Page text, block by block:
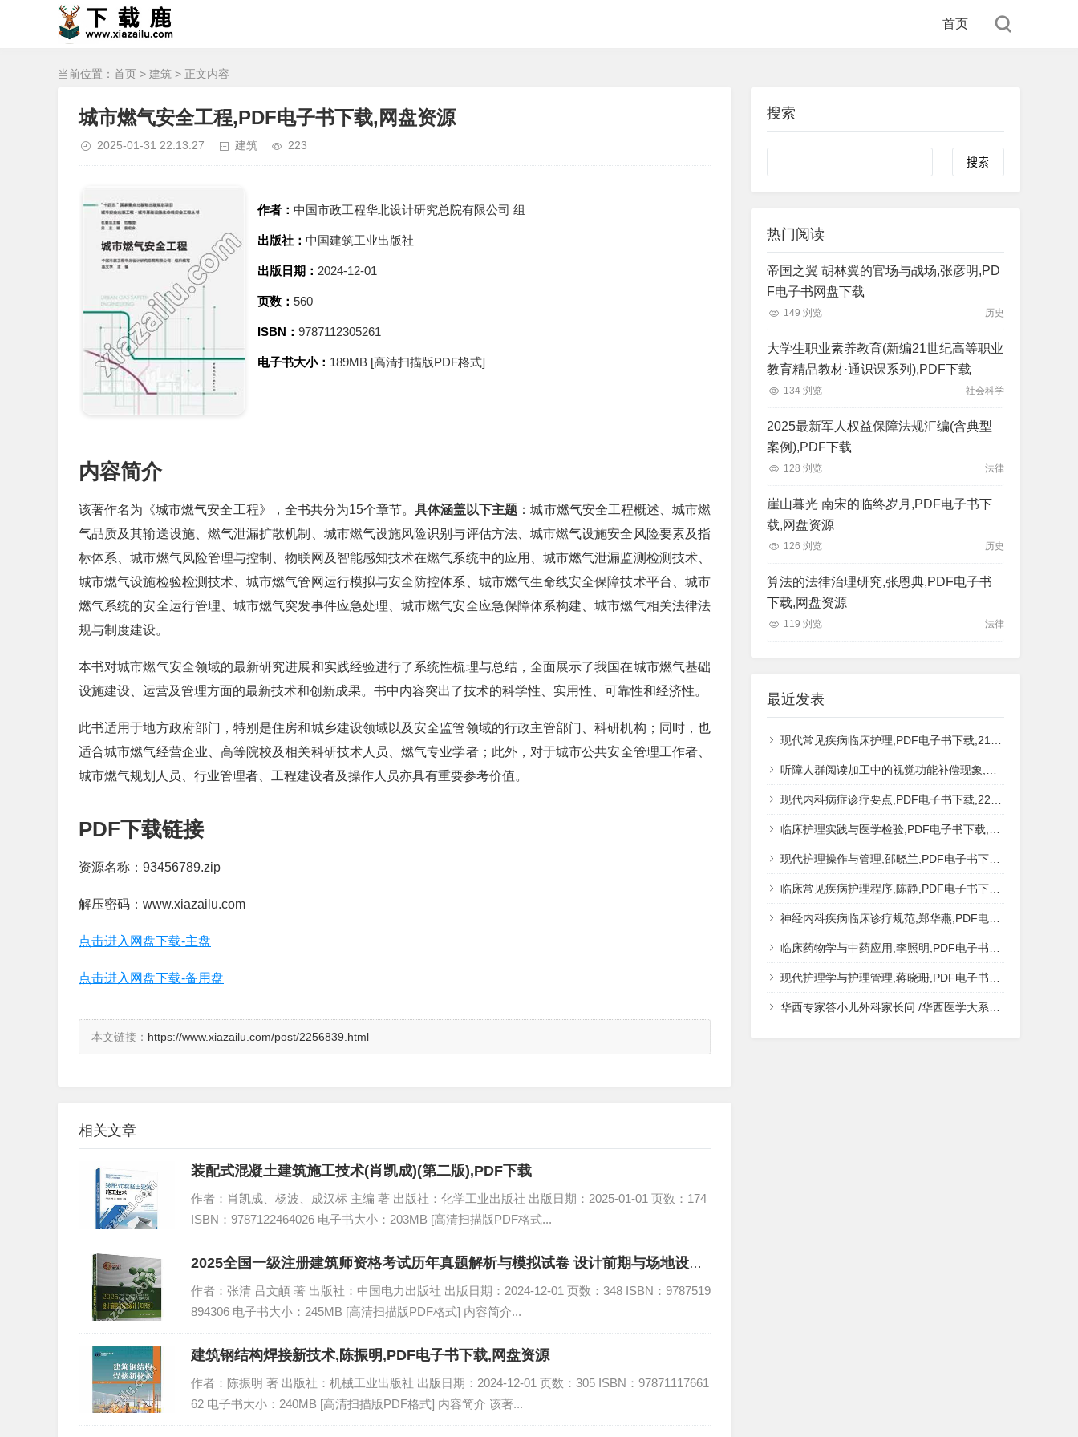
首页
当前位置： 首页 > 建筑 > 正文内容
城市燃气安全工程,PDF电子书下载,网盘资源
2025-01-31 22:13:27 建筑 223
作者： 中国市政工程华北设计研究总院有限公司 组
出版社： 中国建筑工业出版社
出版日期： 2024-12-01
页数： 560
ISBN： 9787112305261
电子书大小： 189MB [高清扫描版PDF格式]
内容简介
该著作名为《城市燃气安全工程》，全书共分为15个章节。具体涵盖以下主题 ：城市燃气安全工程概述、城市燃
气品质及其输送设施、燃气泄漏扩散机制、城市燃气设施风险识别与评估方法、城市燃气设施安全风险要素及指
标体系、城市燃气风险管理与控制、物联网及智能感知技术在燃气系统中的应用、城市燃气泄漏监测检测技术、
城市燃气设施检验检测技术、城市燃气管网运行模拟与安全防控体系、城市燃气生命线安全保障技术平台、城市
燃气系统的安全运行管理、城市燃气突发事件应急处理、城市燃气安全应急保障体系构建、城市燃气相关法律法
规与制度建设。
本书对城市燃气安全领域的最新研究进展和实践经验进行了系统性梳理与总结，全面展示了我国在城市燃气基础
设施建设、运营及管理方面的最新技术和创新成果。书中内容突出了技术的科学性、实用性、可靠性和经济性。
此书适用于地方政府部门，特别是住房和城乡建设领域以及安全监管领域的行政主管部门、科研机构；同时，也
适合城市燃气经营企业、高等院校及相关科研技术人员、燃气专业学者；此外，对于城市公共安全管理工作者、
城市燃气规划人员、行业管理者、工程建设者及操作人员亦具有重要参考价值。
PDF下载链接
资源名称：93456789.zip
解压密码：www.xiazailu.com
点击进入网盘下载-主盘
点击进入网盘下载-备用盘
本文链接： https://www.xiazailu.com/post/2256839.html
相关文章
装配式混凝土建筑施工技术(肖凯成)(第二版),PDF下载
作者：肖凯成、杨波、成汉标 主编 著 出版社：化学工业出版社 出版日期：2025-01-01 页数：174
ISBN：9787122464026 电子书大小：203MB [高清扫描版PDF格式...
2025全国一级注册建筑师资格考试历年真题解析与模拟试卷 设计前期与场地设计
(知…,PDF
作者：张清 吕文頔 著 出版社：中国电力出版社 出版日期：2024-12-01 页数：348 ISBN：9787519
894306 电子书大小：245MB [高清扫描版PDF格式] 内容简介...
建筑钢结构焊接新技术,陈振明,PDF电子书下载,网盘资源
作者：陈振明 著 出版社：机械工业出版社 出版日期：2024-12-01 页数：305 ISBN：97871117661
62 电子书大小：240MB [高清扫描版PDF格式] 内容简介 该著...
搜索
Search
热门阅读
帝国之翼 胡林翼的官场与战场,张彦明,PD
F电子书网盘下载
149 浏览 历史
大学生职业素养教育(新编21世纪高等职业
教育精品教材·通识课系列),PDF下载
134 浏览 社会科学
2025最新军人权益保障法规汇编(含典型
案例),PDF下载
128 浏览 法律
崖山暮光 南宋的临终岁月,PDF电子书下
载,网盘资源
126 浏览 历史
算法的法律治理研究,张恩典,PDF电子书
下载,网盘资源
119 浏览 法律
最近发表
现代常见疾病临床护理,PDF电子书下载,217MB,网盘资源
听障人群阅读加工中的视觉功能补偿现象,秦钊,PDF电子书下载,网盘资源
现代内科病症诊疗要点,PDF电子书下载,223MB,网盘资源
临床护理实践与医学检验,PDF电子书下载,193MB,网盘资源
现代护理操作与管理,邵晓兰,PDF电子书下载,242MB,网盘资源
临床常见疾病护理程序,陈静,PDF电子书下载,185MB,网盘资源
神经内科疾病临床诊疗规范,郑华燕,PDF电子书下载,188MB,网盘资源
临床药物学与中药应用,李照明,PDF电子书下载,202MB,网盘资源
现代护理学与护理管理,蒋晓珊,PDF电子书下载,223MB,网盘资源
华西专家答小儿外科家长问 /华西医学大系?医学科普,PDF电子书网盘下载